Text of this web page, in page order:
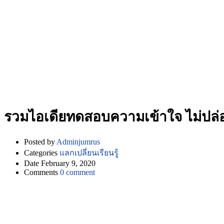
รวมไอเดียทดสอบความเข้าใจ ไม่ปล่
Posted by Adminjumrus
Categories แลกเปลี่ยนเรียนรู้
Date February 9, 2020
Comments 0 comment